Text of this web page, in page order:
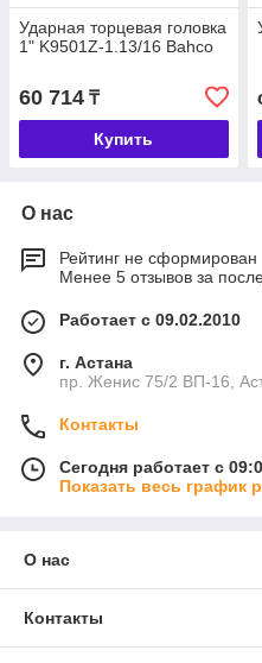
Ударная торцевая головка
1" K9501Z-1.13/16 Bahco
60 714 ₸
Купить
О нас
Рейтинг не сформирован
Менее 5 отзывов за
Работает с 09.02.2010
г. Астана
пр. Женис 75/2 ВП-16,
Контакты
Сегодня работает с
Показать весь график
О нас
Контакты